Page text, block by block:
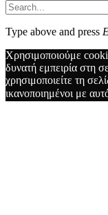
Type above and press
Χρησιμοποιούμε
δυνατή εμπειρία στη
χρησιμοποιείτε τη
ικανοποιημένοι με